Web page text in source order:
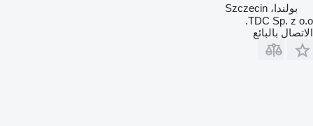
بولندا، Szczecin
TDC Sp. z o.o.
الاتصال بالبائع